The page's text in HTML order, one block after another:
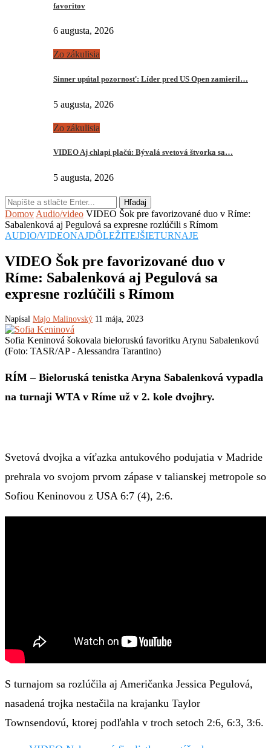
favoritov
6 augusta, 2026
Zo zákulisia
Sinner upútal pozornosť: Líder pred US Open zamieril…
5 augusta, 2026
Zo zákulisia
VIDEO Aj chlapi plačú: Bývalá svetová štvorka sa…
5 augusta, 2026
Hľadaj
Domov Audio/video VIDEO Šok pre favorizované duo v Ríme:
Sabalenková aj Pegulová sa expresne rozlúčili s Rímom
AUDIO/VIDEONAJDÔLEŽITEJŠIETURNAJE
VIDEO Šok pre favorizované duo v
Ríme: Sabalenková aj Pegulová sa
expresne rozlúčili s Rímom
Napísal Majo Malinovský 11 mája, 2023
Sofia Keninová šokovala bieloruskú favoritku Arynu Sabalenkovú
(Foto: TASR/AP - Alessandra Tarantino)
RÍM – Bieloruská tenistka Aryna Sabalenková vypadla
na turnaji WTA v Ríme už v 2. kole dvojhry.
Svetová dvojka a víťazka antukového podujatia v Madride
prehrala vo svojom prvom zápase v talianskej metropole so
Sofiou Keninovou z USA 6:7 (4), 2:6.
S turnajom sa rozlúčila aj Američanka Jessica Pegulová,
nasadená trojka nestačila na krajanku Taylor
Townsendovú, ktorej podľahla v troch setoch 2:6, 6:3, 3:6.